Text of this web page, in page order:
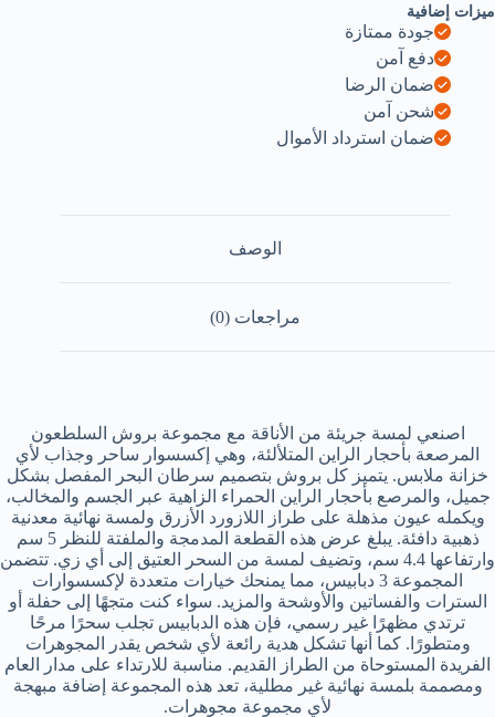
5
مناسب
للسترات
والفساتين،
ميزات إضافية
جودة ممتازة
دفع آمن
ضمان الرضا
شحن آمن
ضمان استرداد الأموال
الوصف
مراجعات (0)
اصنعي لمسة جريئة من الأناقة مع مجموعة بروش السلطعون
المرصعة بأحجار الراين المتلألئة، وهي إكسسوار ساحر وجذاب لأي
خزانة ملابس. يتميز كل بروش بتصميم سرطان البحر المفصل بشكل
جميل، والمرصع بأحجار الراين الحمراء الزاهية عبر الجسم والمخالب،
ويكمله عيون مذهلة على طراز اللازورد الأزرق ولمسة نهائية معدنية
ذهبية دافئة. يبلغ عرض هذه القطعة المدمجة والملفتة للنظر 5 سم
وارتفاعها 4.4 سم، وتضيف لمسة من السحر العتيق إلى أي زي. تتضمن
المجموعة 3 دبابيس، مما يمنحك خيارات متعددة لإكسسوارات
السترات والفساتين والأوشحة والمزيد. سواء كنت متجهًا إلى حفلة أو
ترتدي مظهرًا غير رسمي، فإن هذه الدبابيس تجلب سحرًا مرحًا
ومتطورًا. كما أنها تشكل هدية رائعة لأي شخص يقدر المجوهرات
الفريدة المستوحاة من الطراز القديم. مناسبة للارتداء على مدار العام
ومصممة بلمسة نهائية غير مطلية، تعد هذه المجموعة إضافة مبهجة
لأي مجموعة مجوهرات.